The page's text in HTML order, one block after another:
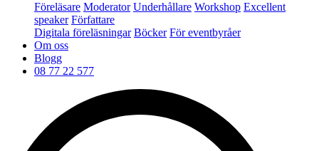
Föreläsare Moderator Underhållare Workshop Excellent
speaker Författare
Digitala föreläsningar Böcker För eventbyråer
Om oss
Blogg
08 77 22 577